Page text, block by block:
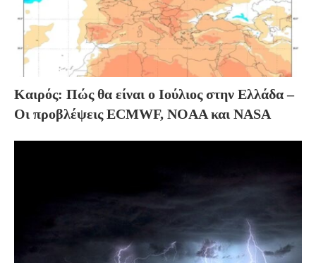
Καιρός: Πώς θα είναι ο Ιούλιος στην Ελλάδα –
Οι προβλέψεις ECMWF, NOAA και NASA